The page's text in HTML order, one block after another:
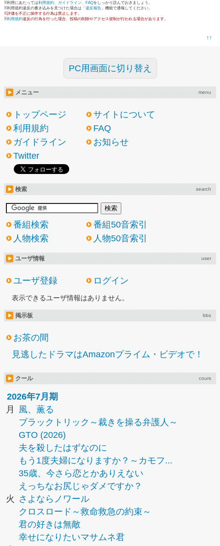
※利用にあたっては利用規約、 ガイドライン、 FAQをしっかり読んでおきましょう。
※利用規約違反の書き込みを見つけた場合は「 違反報告 」機能で通報してください。
※評価を不正に操作する行為は禁止します。
※利用規約違反の行為を行った場合、投稿の削除やアクセス規制が行われる場合があります。
↑↑
PC用画面に切り替え
メニュー menu
トップページ
サイトについて
利用規約
FAQ
ガイドライン
お知らせ
Twitter
検索 search
番組検索
番組50音索引
人物検索
人物50音索引
ユーザ情報 user
ユーザ登録 ログイン
表示できるユーザ情報はありません。
掲示板 bbs
お茶の間
見逃したドラマはAmazonプライム・ビデオで！
クール cours
2026年7月期
月
風、薫る
ブラックトリック～裁きを操る弁護人～
GTO (2026)
夫を殺したはずなのに
もう1度夫婦になりますか？～カモフ...
35歳、今さら恋とかありえない
えっちなお尻じゃダメですか？
火
さよならノワール
クロスロード～救命救急の約束～
君の好きは無敵
幸せになりたいマサムネ君